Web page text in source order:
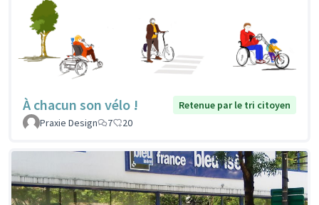
À chacun son vélo !
Retenue par le tri citoyen
Praxie Design
7 20